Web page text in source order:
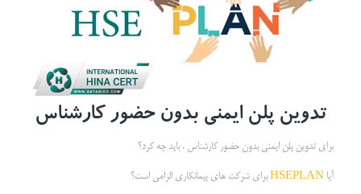
تدوین پلن ایمنی بدون حضور کارشناس
برای تدوین پلن ایمنی بدون حضور کارشناس ، باید چه کرد؟
آیا HSEPLAN برای شرکت های پیمانکاری الزامی است؟